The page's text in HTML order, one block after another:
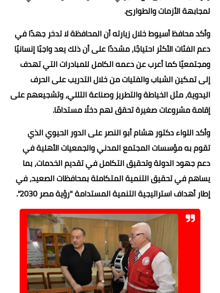
لمجابهة الأزمات والطوارئ.
وأكد محافظ أسيوط خلال زيارته أن المحافظة لا تدخر جهدًا في
دعم الفئات الأكثر احتياجًا، مشددًا على أن ذلك يعد واجبًا إنسانيًا
ومجتمعيًا كما أعرب عن دعمه الكامل للمبادرات التي تهدف
إلى تمكين الشباب والفتيات من خلال التدريب على الحرف
اليدوية، مثل الخياطة والتطريز وصناعة التللي، وتشجيعهم على
إقامة مشروعات صغيرة تحقق لهم دخلًا مستدامًا.
وأكد اللواء دكتور هشام أبو النصر على الدور الحيوي الذي
تقوم به مؤسسات المجتمع المدني والجمعيات الأهلية في
دعم جهود الدولة وتحقيق التكامل في تقديم الخدمات، بما
يساهم في تحقيق التنمية المتكاملة بمحافظات الصعيد، في
إطار أهداف استراتيجية التنمية المستدامة "رؤية مصر 2030".